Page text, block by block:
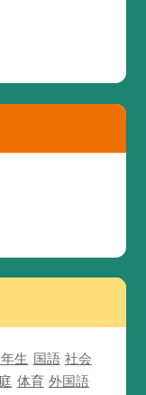
生 国語 社会
体育 外国語